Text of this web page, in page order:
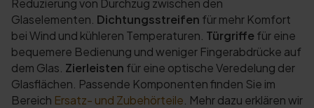
Reduzierung von Durchzug zwischen den
Glaselementen. Dichtungsstreifen für mehr Komfort
bei Wind und kühleren Temperaturen. Türgriffefür eine
bequemere Bedienung und weniger Fingerabdrücke auf
dem Glas. Zierleisten für eine optische Veredelung der
Glasflächen. Passende Komponenten finden Sie im
Bereich Ersatz- und Zubehörteile . Mehr dazu erklären wir